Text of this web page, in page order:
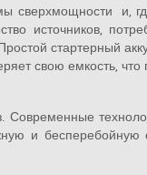
сверхмощности и,
источников,
стартерный
свою емкость, что
Современные
и бесперебойную